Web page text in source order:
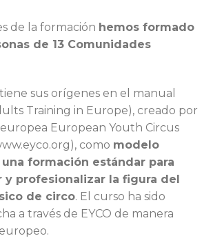
de la formación hemos formado
de 13 Comunidades
sus orígenes en el manual
Training in Europe), creado por
europea European Youth Circus
como modelo
formación estándar para
y profesionalizar la figura del
de circo. El curso ha sido
a través de EYCO de manera